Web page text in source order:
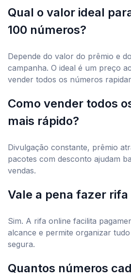
Qual o valor ideal
100 números?
Depende do valor do prêmio e
campanha. O ideal é um preço
vender todos os números
Como vender todos
mais rápido?
Divulgação constante, prêmio
pacotes com desconto ajudam
vendas.
Vale a pena fazer rifa
Sim. A rifa online facilita
alcance e permite organizar
segura.
Quantos números